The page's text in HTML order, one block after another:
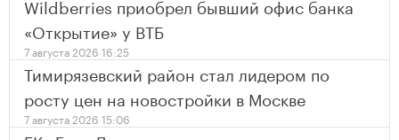
Wildberries приобрел бывший офис банка
«Открытие» у ВТБ
7 августа 2026 16:25
Тимирязевский район стал лидером по
росту цен на новостройки в Москве
7 августа 2026 15:06